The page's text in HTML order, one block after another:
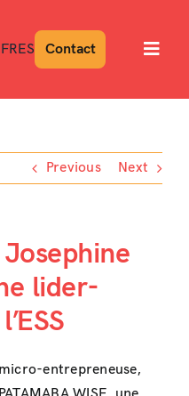
FRES Contact
Previous Next
lider-
entrepreneuse,